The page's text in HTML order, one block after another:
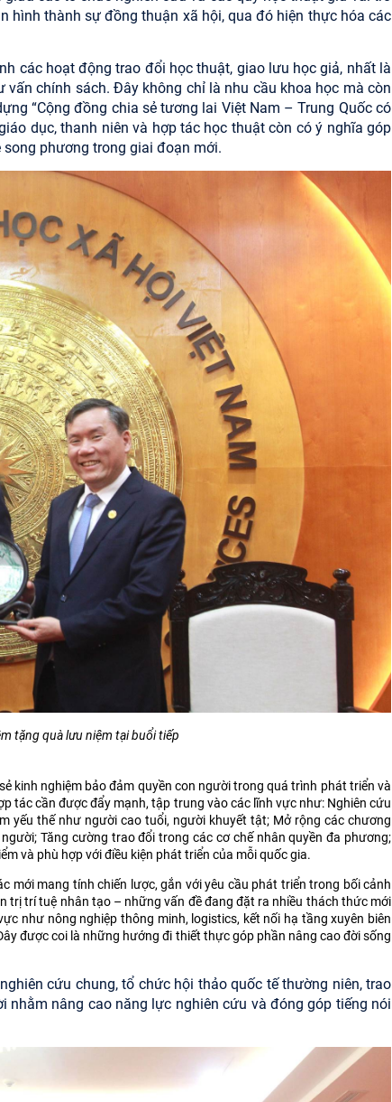
hình thành sự đồng thuận xã hội, qua đó hiện thực hóa các
các hoạt động trao đổi học thuật, giao lưu học giả, nhất là
chính sách. Đây không chỉ là nhu cầu khoa học mà còn
“Cộng đồng chia sẻ tương lai Việt Nam – Trung Quốc có
dục, thanh niên và hợp tác học thuật còn có ý nghĩa góp
phương trong giai đoạn mới.
tặng quà lưu niệm tại buổi tiếp
kinh nghiệm bảo đảm quyền con người trong quá trình phát triển và
tác cần được đẩy mạnh, tập trung vào các lĩnh vực như: Nghiên cứu
yếu thế như người cao tuổi, người khuyết tật; Mở rộng các chương
Tăng cường trao đổi trong các cơ chế nhân quyền đa phương;
và phù hợp với điều kiện phát triển của mỗi quốc gia.
mới mang tính chiến lược, gắn với yêu cầu phát triển trong bối cảnh
trị trí tuệ nhân tạo – những vấn đề đang đặt ra nhiều thách thức mới
như nông nghiệp thông minh, logistics, kết nối hạ tầng xuyên biên
được coi là những hướng đi thiết thực góp phần nâng cao đời sống
cứu chung, tổ chức hội thảo quốc tế thường niên, trao
nâng cao năng lực nghiên cứu và đóng góp tiếng nói